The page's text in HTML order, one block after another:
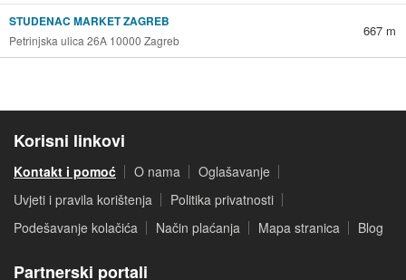
STUDENAC MARKET ZAGREB
Petrinjska ulica 26A 10000 Zagreb
667 m
Korisni linkovi
Kontakt i pomoć O nama
Oglašavanje
Uvjeti i pravila korištenja
Politika privatnosti
Podešavanje kolačića
Način plaćanja Mapa stranica Blog
Partnerski portali